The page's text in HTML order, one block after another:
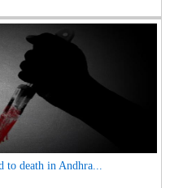
to death in Andhra...